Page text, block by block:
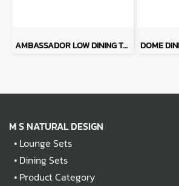
AMBASSADOR LOW DINING TABLE WITH CALPI
M S NATURAL DESIGN
• Lounge Sets
• Dining Sets
• Product Category